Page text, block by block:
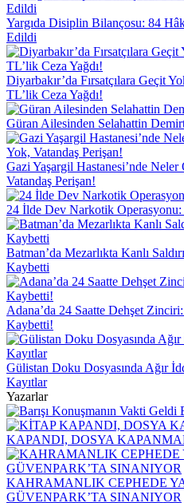
Yargıda Disiplin Bilançosu: 84
Edildi
Diyarbakır’da Fırsatçılara Geçit
TL’lik Ceza Yağdı!
Güran Ailesinden Selahattin
Gazi Yaşargil Hastanesi’nde
Vatandaş Perişan!
24 İlde Dev Narkotik Operasyonu:
Batman’da Mezarlıkta Kanlı
Kaybetti
Adana’da 24 Saatte Dehşet
Kaybetti!
Gülistan Doku Dosyasında Ağır
Kayıtlar
Yazarlar
KAPANDI, DOSYA
KAHRAMANLIK CEPHEDE
GÜVENPARK’TA SINANIYOR